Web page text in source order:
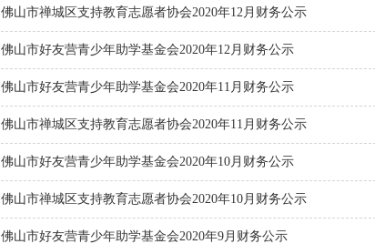
佛山市禅城区支持教育志愿者协会2020年12月财务公示
佛山市好友营青少年助学基金会2020年12月财务公示
佛山市好友营青少年助学基金会2020年11月财务公示
佛山市禅城区支持教育志愿者协会2020年11月财务公示
佛山市好友营青少年助学基金会2020年10月财务公示
佛山市禅城区支持教育志愿者协会2020年10月财务公示
佛山市好友营青少年助学基金会2020年9月财务公示